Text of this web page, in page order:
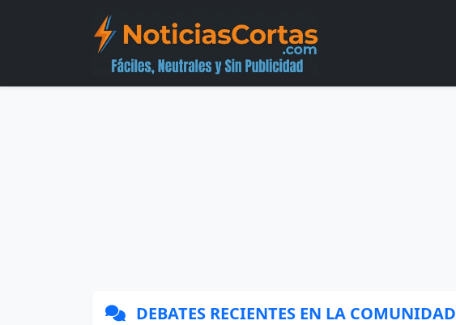
DEBATES RECIENTES EN LA COMUNIDAD